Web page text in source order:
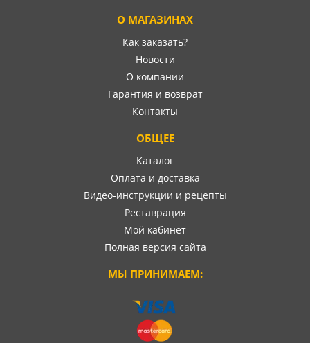
О МАГАЗИНАХ
Как заказать?
Новости
О компании
Гарантия и возврат
Контакты
ОБЩЕЕ
Каталог
Оплата и доставка
Видео-инструкции и рецепты
Реставрация
Мой кабинет
Полная версия сайта
МЫ ПРИНИМАЕМ: